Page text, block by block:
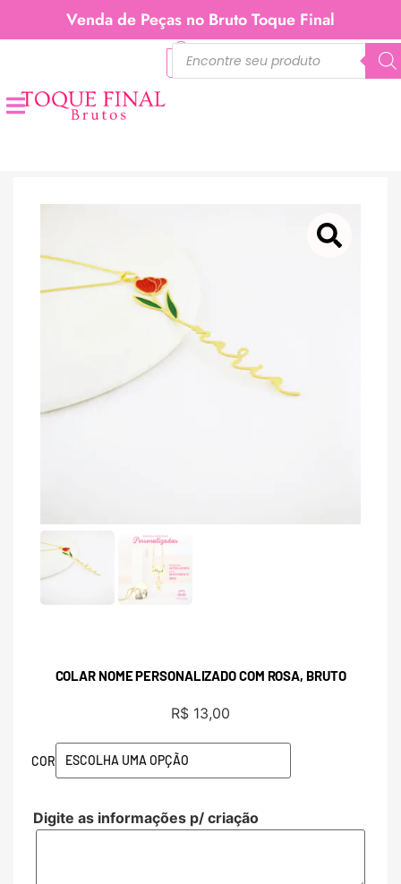
Venda de Peças no Bruto Toque Final
COLAR NOME PERSONALIZADO COM ROSA, BRUTO
R$ 13,00
COR
Digite as informações p/ criação